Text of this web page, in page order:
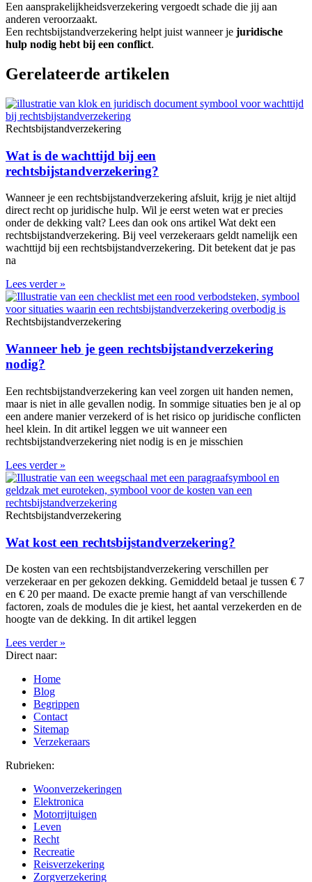
Een aansprakelijkheidsverzekering vergoedt schade die jij aan
anderen veroorzaakt.
Een rechtsbijstandverzekering helpt juist wanneer je juridische
hulp nodig hebt bij een conflict.
Gerelateerde artikelen
Rechtsbijstandverzekering
Wat is de wachttijd bij een
rechtsbijstandverzekering?
Wanneer je een rechtsbijstandverzekering afsluit, krijg je niet altijd
direct recht op juridische hulp. Wil je eerst weten wat er precies
onder de dekking valt? Lees dan ook ons artikel Wat dekt een
rechtsbijstandverzekering. Bij veel verzekeraars geldt namelijk een
wachttijd bij een rechtsbijstandverzekering. Dit betekent dat je pas
na
Lees verder »
Rechtsbijstandverzekering
Wanneer heb je geen rechtsbijstandverzekering
nodig?
Een rechtsbijstandverzekering kan veel zorgen uit handen nemen,
maar is niet in alle gevallen nodig. In sommige situaties ben je al op
een andere manier verzekerd of is het risico op juridische conflicten
heel klein. In dit artikel leggen we uit wanneer een
rechtsbijstandverzekering niet nodig is en je misschien
Lees verder »
Rechtsbijstandverzekering
Wat kost een rechtsbijstandverzekering?
De kosten van een rechtsbijstandverzekering verschillen per
verzekeraar en per gekozen dekking. Gemiddeld betaal je tussen € 7
en € 20 per maand. De exacte premie hangt af van verschillende
factoren, zoals de modules die je kiest, het aantal verzekerden en de
hoogte van de dekking. In dit artikel leggen
Lees verder »
Direct naar:
Home
Blog
Begrippen
Contact
Sitemap
Verzekeraars
Rubrieken:
Woonverzekeringen
Elektronica
Motorrijtuigen
Leven
Recht
Recreatie
Reisverzekering
Zorgverzekering